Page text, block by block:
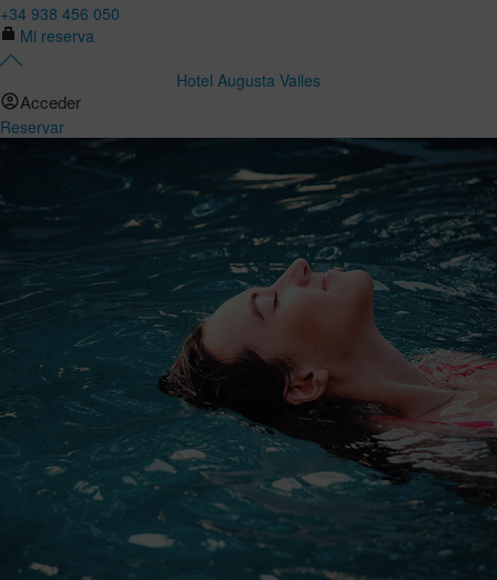
+34 938 456 050
Mi reserva
Hotel Augusta Valles
Acceder
Reservar